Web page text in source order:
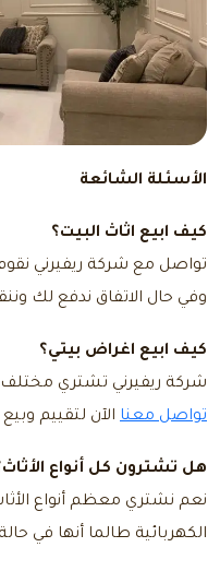
الأسئلة الشائعة
كيف ابيع اثاث البيت؟
تواصل مع شركة ريفيرني
وفي حال الاتفاق ندفع لك
كيف ابيع اغراض بيتي؟
شركة ريفيرني تشتري مختلف
تواصل معنا الآن لتقييم
هل تشترون كل أنواع
نعم نشتري معظم أنواع
الكهربائية طالما أنها في